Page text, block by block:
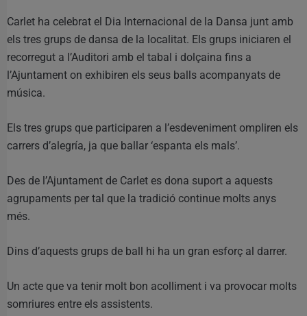
Carlet ha celebrat el Dia Internacional de la Dansa junt amb
els tres grups de dansa de la localitat. Els grups iniciaren el
recorregut a l’Auditori amb el tabal i dolçaina fins a
l’Ajuntament on exhibiren els seus balls acompanyats de
música.
Els tres grups que participaren a l’esdeveniment ompliren els
carrers d’alegría, ja que ballar ‘espanta els mals’.
Des de l’Ajuntament de Carlet es dona suport a aquests
agrupaments per tal que la tradició continue molts anys
més.
Dins d’aquests grups de ball hi ha un gran esforç al darrer.
Un acte que va tenir molt bon acolliment i va provocar molts
somriures entre els assistents.